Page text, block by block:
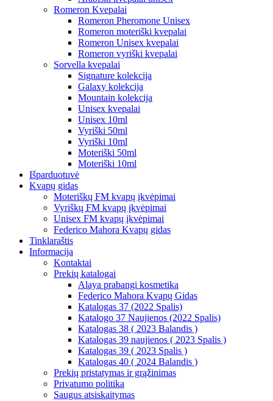
Romeron Kvepalai
Romeron Pheromone Unisex
Romeron moteriški kvepalai
Romeron Unisex kvepalai
Romeron vyriški kvepalai
Sorvella kvepalai
Signature kolekcija
Galaxy kolekcija
Mountain kolekcija
Unisex kvepalai
Unisex 10ml
Vyriški 50ml
Vyriški 10ml
Moteriški 50ml
Moteriški 10ml
Išparduotuvė
Kvapų gidas
Moteriškų FM kvapų įkvėpimai
Vyriškų FM kvapų įkvėpimai
Unisex FM kvapų įkvėpimai
Federico Mahora Kvapų gidas
Tinklaraštis
Informacija
Kontaktai
Prekių katalogai
Alaya prabangi kosmetika
Federico Mahora Kvapų Gidas
Katalogas 37 (2022 Spalis)
Katalogo 37 Naujienos (2022 Spalis)
Katalogas 38 ( 2023 Balandis )
Katalogas 39 naujienos ( 2023 Spalis )
Katalogas 39 ( 2023 Spalis )
Katalogas 40 ( 2024 Balandis )
Prekių pristatymas ir grąžinimas
Privatumo politika
Saugus atsiskaitymas